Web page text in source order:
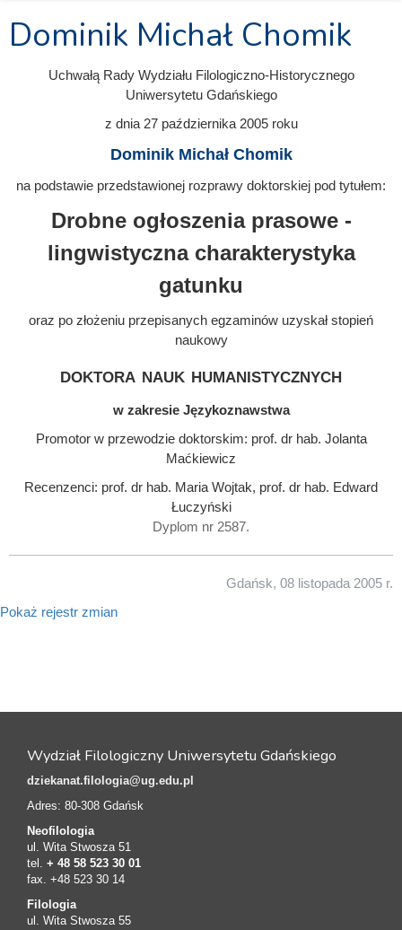
Dominik Michał Chomik
Uchwałą Rady Wydziału Filologiczno-Historycznego
Uniwersytetu Gdańskiego
z dnia 27 października 2005roku
Dominik Michał Chomik
na podstawie przedstawionej rozprawy doktorskiej pod tytułem:
Drobne ogłoszenia prasowe -
lingwistyczna charakterystyka
gatunku
oraz po złożeniu przepisanych egzaminów uzyskał stopień
naukowy
doktora nauk humanistycznych
w zakresie Językoznawstwa
Promotor w przewodzie doktorskim: prof. dr hab. Jolanta
Maćkiewicz
Recenzenci: prof. dr hab. Maria Wojtak, prof. dr hab. Edward
Łuczyński
Dyplom nr 2587.
Gdańsk, 08 listopada 2005 r.
Pokaż rejestr zmian
Wydział Filologiczny Uniwersytetu Gdańskiego
dziekanat.filologia@ug.edu.pl
Adres: 80-308 Gdańsk
Neofilologia
ul. Wita Stwosza 51
tel. + 48 58 523 30 01
fax. +48 523 30 14
Filologia
ul. Wita Stwosza 55